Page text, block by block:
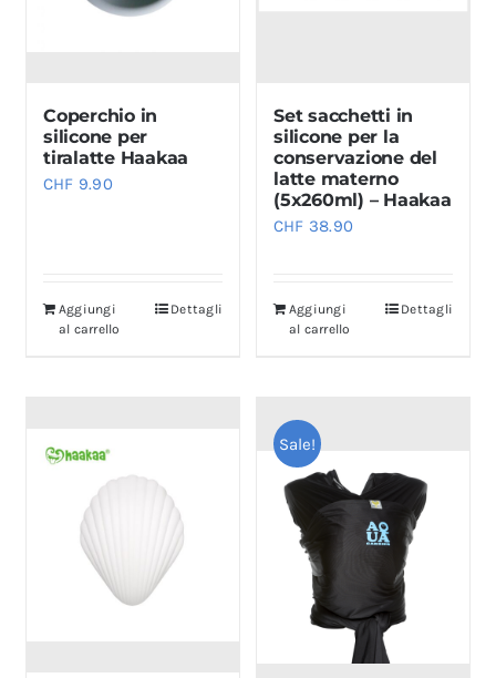
Coperchio in
silicone per
tiralatte Haakaa
CHF 9.90
Aggiungi
al carrello
Dettagli
Set sacchetti in
silicone per la
conservazione del
latte materno
(5x260ml) – Haakaa
CHF 38.90
Aggiungi
al carrello
Dettagli
Sale!